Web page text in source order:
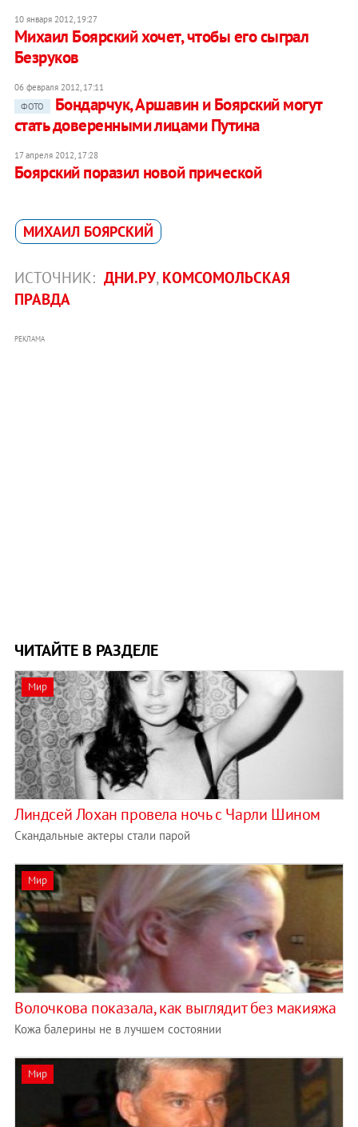
10 января 2012, 19:27
Михаил Боярский хочет, чтобы его сыграл
Безруков
06 февраля 2012, 17:11
ФОТО
Бондарчук, Аршавин и Боярский могут
стать доверенными лицами Путина
17 апреля 2012, 17:28
Боярский поразил новой прической
МИХАИЛ БОЯРСКИЙ
ИСТОЧНИК: ДНИ.РУ, КОМСОМОЛЬСКАЯ
ПРАВДА
РЕКЛАМА
ЧИТАЙТЕ В РАЗДЕЛЕ
Мир
Линдсей Лохан провела ночь с Чарли Шином
Скандальные актеры стали парой
Мир
Волочкова показала, как выглядит без макияжа
Кожа балерины не в лучшем состоянии
Мир